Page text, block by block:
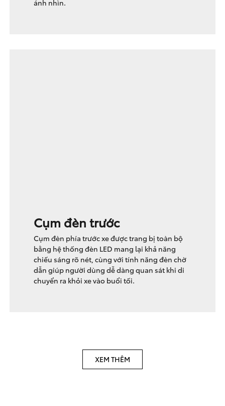
ánh nhìn.
Cụm đèn trước
Cụm đèn phía trước xe được trang bị toàn bộ
bằng hệ thống đèn LED mang lại khả năng
chiếu sáng rõ nét, cùng với tính năng đèn chờ
dẫn giúp người dùng dễ dàng quan sát khi di
chuyển ra khỏi xe vào buổi tối.
XEM THÊM